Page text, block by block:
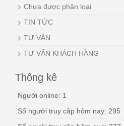
Chưa được phân loại
TIN TỨC
TƯ VẤN
TƯ VẤN KHÁCH HÀNG
Thống kê
Người online: 1
Số người truy câp hôm nay: 295